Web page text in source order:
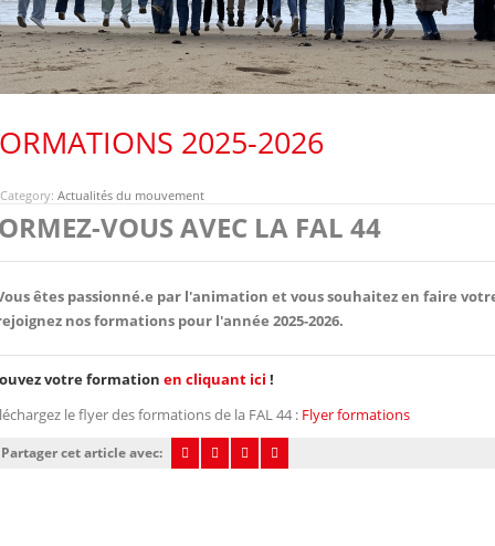
2025-2026
Category: Actualités du mouvement
VOUS AVEC LA FAL 44
êtes passionné.e par l'animation et vous souhaitez en faire
nos formations pour l'année 2025-2026.
votre formation en cliquant ici !
le flyer des formations de la FAL 44 : Flyer formations
Partager cet article avec: